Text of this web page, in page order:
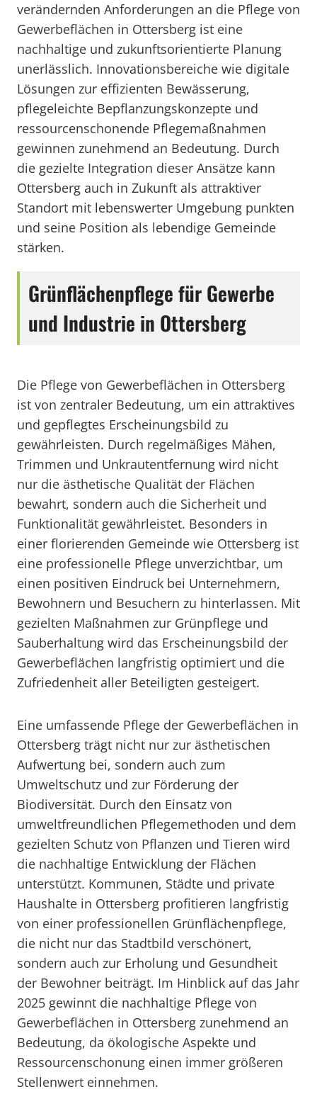
verändernden Anforderungen an die Pflege von
Gewerbeflächen in Ottersberg ist eine
nachhaltige und zukunftsorientierte Planung
unerlässlich. Innovationsbereiche wie digitale
Lösungen zur effizienten Bewässerung,
pflegeleichte Bepflanzungskonzepte und
ressourcenschonende Pflegemaßnahmen
gewinnen zunehmend an Bedeutung. Durch
die gezielte Integration dieser Ansätze kann
Ottersberg auch in Zukunft als attraktiver
Standort mit lebenswerter Umgebung punkten
und seine Position als lebendige Gemeinde
stärken.
Grünflächenpflege für Gewerbe
und Industrie in Ottersberg
Die Pflege von Gewerbeflächen in Ottersberg
ist von zentraler Bedeutung, um ein attraktives
und gepflegtes Erscheinungsbild zu
gewährleisten. Durch regelmäßiges Mähen,
Trimmen und Unkrautentfernung wird nicht
nur die ästhetische Qualität der Flächen
bewahrt, sondern auch die Sicherheit und
Funktionalität gewährleistet. Besonders in
einer florierenden Gemeinde wie Ottersberg ist
eine professionelle Pflege unverzichtbar, um
einen positiven Eindruck bei Unternehmern,
Bewohnern und Besuchern zu hinterlassen. Mit
gezielten Maßnahmen zur Grünpflege und
Sauberhaltung wird das Erscheinungsbild der
Gewerbeflächen langfristig optimiert und die
Zufriedenheit aller Beteiligten gesteigert.
Eine umfassende Pflege der Gewerbeflächen in
Ottersberg trägt nicht nur zur ästhetischen
Aufwertung bei, sondern auch zum
Umweltschutz und zur Förderung der
Biodiversität. Durch den Einsatz von
umweltfreundlichen Pflegemethoden und dem
gezielten Schutz von Pflanzen und Tieren wird
die nachhaltige Entwicklung der Flächen
unterstützt. Kommunen, Städte und private
Haushalte in Ottersberg profitieren langfristig
von einer professionellen Grünflächenpflege,
die nicht nur das Stadtbild verschönert,
sondern auch zur Erholung und Gesundheit
der Bewohner beiträgt. Im Hinblick auf das Jahr
2025 gewinnt die nachhaltige Pflege von
Gewerbeflächen in Ottersberg zunehmend an
Bedeutung, da ökologische Aspekte und
Ressourcenschonung einen immer größeren
Stellenwert einnehmen.